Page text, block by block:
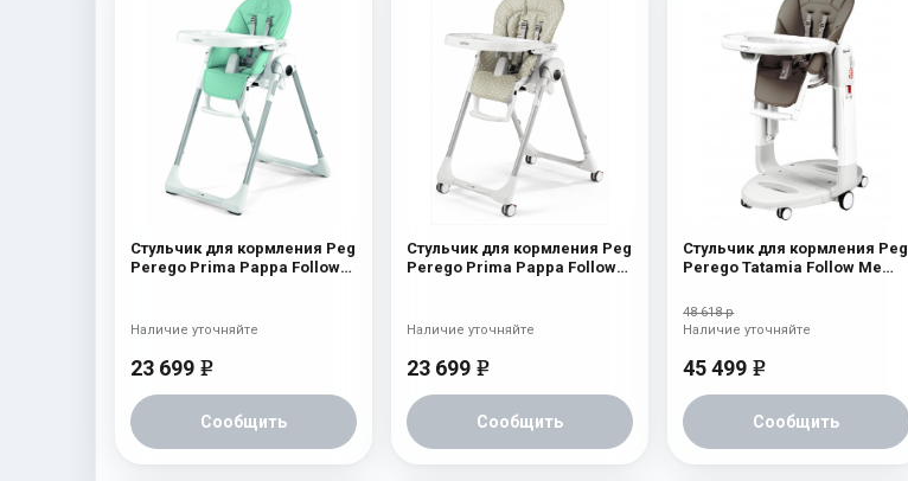
Стульчик для кормления Peg
Perego Prima Pappa Follow
23 699 e
Сообщить
Наличие уточняйте
Стульчик для кормления Peg
Perego Prima Pappa Follow
23 699 e
Сообщить
Наличие уточняйте
Стульчик для кормления Peg
Perego Tatamia Follow Me
48 618 р
45 499 e
Сообщить
Наличие уточняйте